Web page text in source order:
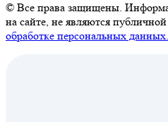
© Все права защищены.
на сайте, не являются
обработке персональных данных.